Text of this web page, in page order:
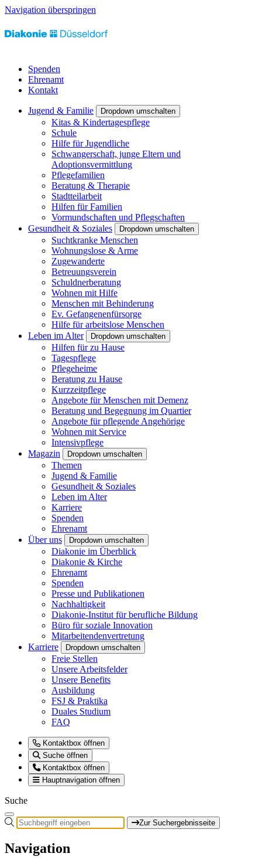
Navigation überspringen
Spenden
Ehrenamt
Kontakt
Jugend & Familie Dropdown umschalten
Kitas & Kindertagespflege
Schule
Hilfe für Jugendliche
Schwangerschaft, junge Eltern und
Adoptionsvermittlung
Pflegefamilien
Beratung & Therapie
Stadtteilarbeit
Hilfen für Familien
Vormundschaften und Pflegschaften
Gesundheit & Soziales
Dropdown umschalten
Suchtkranke Menschen
Wohnungslose & Arme
Zugewanderte
Betreuungsverein
Schuldnerberatung
Wohnen mit Hilfe
Menschen mit Behinderung
Ev. Gefangenenfürsorge
Hilfe für arbeitslose Menschen
Leben im Alter
Dropdown umschalten
Hilfen für zu Hause
Tagespflege
Pflegeheime
Beratung zu Hause
Kurzzeitpflege
Angebote für Menschen mit Demenz
Beratung und Begegnung im Quartier
Angebote für pflegende Angehörige
Wohnen mit Service
Intensivpflege
Magazin
Dropdown umschalten
Themen
Jugend & Familie
Gesundheit & Soziales
Leben im Alter
Karriere
Spenden
Ehrenamt
Über uns
Dropdown umschalten
Diakonie im Überblick
Diakonie & Kirche
Ehrenamt
Spenden
Presse und Publikationen
Nachhaltigkeit
Diakonie-Institut für berufliche Bildung
Büro für soziale Innovation
Mitarbeitendenvertretung
Karriere
Dropdown umschalten
Freie Stellen
Unsere Arbeitsfelder
Unsere Benefits
Ausbildung
FSJ & Praktika
Duales Studium
FAQ
Kontaktbox öffnen
Suche öffnen
Kontaktbox öffnen
Hauptnavigation öffnen
Suche
Zur Suchergebnisseite
Navigation